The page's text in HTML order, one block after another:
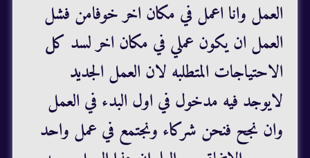
العمل وانا اعمل في مكان اخر خوفامن فشل
العمل ان يكون عملي في مكان اخر لسد كل
الاحتياجات المتطلبه لان العمل الجديد
لايوجد فيه مدخول في اول البدء في العمل
وان نجح فنحن شركاء ونجتمع في عمل واحد